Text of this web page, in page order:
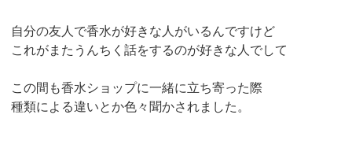
自分の友人で香水が好きな人がいるんですけど
これがまたうんちく話をするのが好きな人でして
この間も香水ショップに一緒に立ち寄った際
種類による違いとか色々聞かされました。